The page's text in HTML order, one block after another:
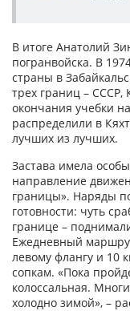
В итоге Анатолий
погранвойска. В
страны в
трех границ – СССР,
окончания учебки
распределили в
лучших из лучших.
Застава имела
направление
границы». Наряды
готовности: чуть
границе –
Ежедневный
левому флангу и 10
сопкам. «Пока
колоссальная.
холодно зимой», –